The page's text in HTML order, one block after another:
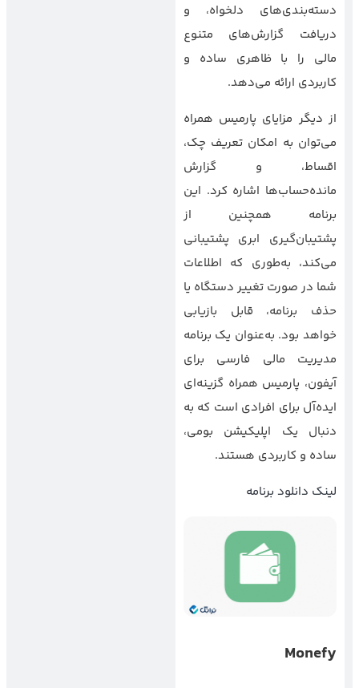
دسته‌بندی‌های دلخواه، و
دریافت گزارش‌های متنوع
مالی را با ظاهری ساده و
کاربردی ارائه می‌دهد.
از دیگر مزایای پارمیس همراه
می‌توان به امکان تعریف چک،
اقساط، و گزارش
مانده‌حساب‌ها اشاره کرد. این
برنامه همچنین از
پشتیبان‌گیری ابری پشتیبانی
می‌کند، به‌طوری که اطلاعات
شما در صورت تغییر دستگاه یا
حذف برنامه، قابل بازیابی
خواهد بود. به‌عنوان یک برنامه
مدیریت مالی فارسی برای
آیفون، پارمیس همراه گزینه‌ای
ایده‌آل برای افرادی است که به
دنبال یک اپلیکیشن بومی،
ساده و کاربردی هستند.
لینک دانلود برنامه
Monefy